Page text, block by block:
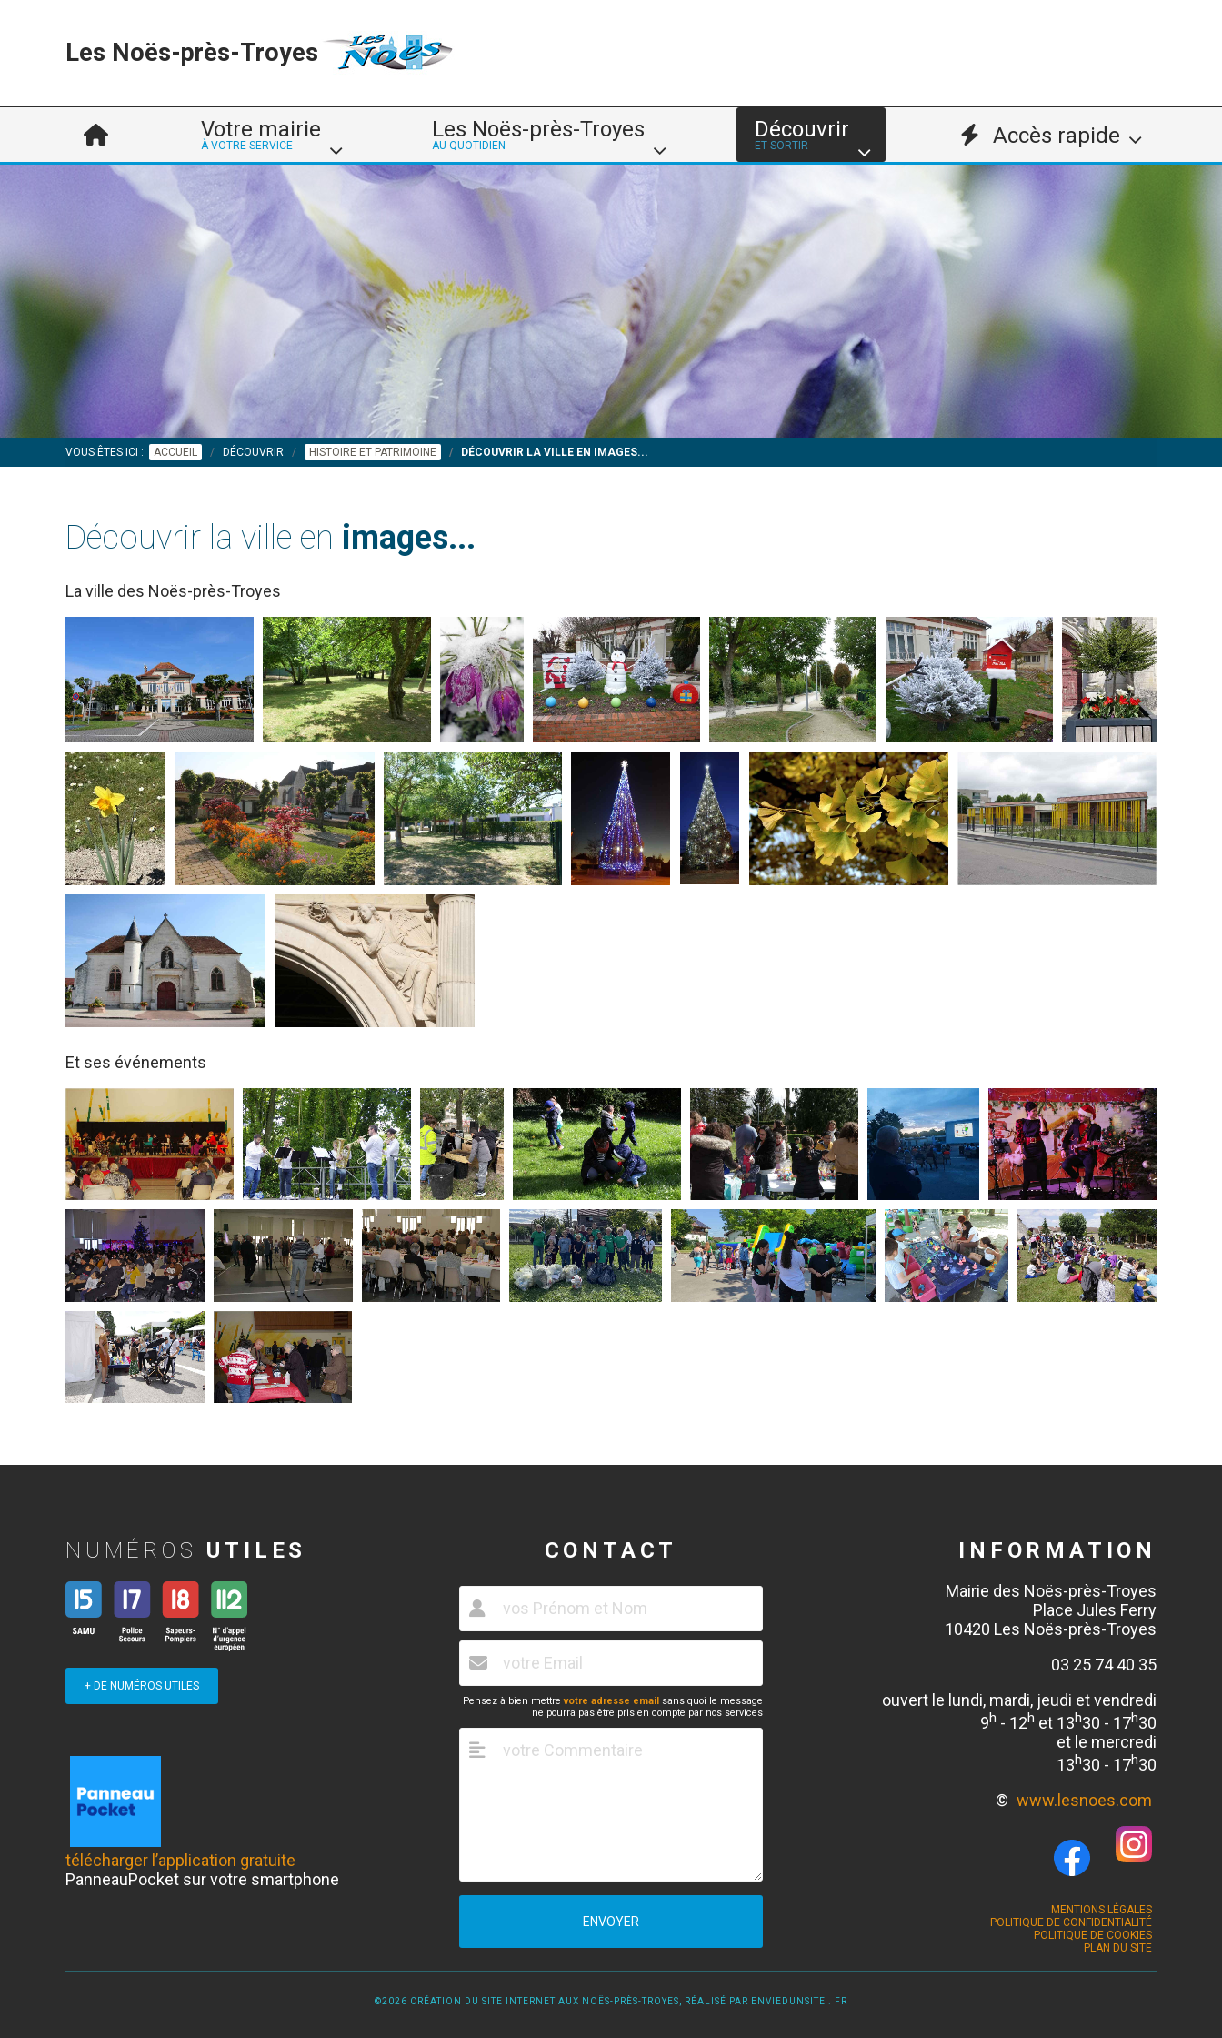
Les Noës-près-Troyes
Votre mairie
À VOTRE SERVICE
Les Noës-près-Troyes
AU QUOTIDIEN
Découvrir
ET SORTIR Accès rapide
VOUS ÊTES ICI : ACCUEIL DÉCOUVRIR HISTOIRE ET PATRIMOINE DÉCOUVRIR LA VILLE EN IMAGES...
Découvrir la ville en images...
La ville des Noës-près-Troyes
Et ses événements
NUMÉROS UTILES
+ DE NUMÉROS UTILES
télécharger l’application gratuite
PanneauPocket sur votre smartphone
CONTACT
Pensez à bien mettrevotre adresse email sans quoi le message
ne pourra pas être pris en compte par nos services
ENVOYER
INFORMATION
Mairie des Noës-près-Troyes
Place Jules Ferry
10420 Les Noës-près-Troyes
03 25 74 40 35
ouvert le lundi, mardi, jeudi et vendredi
9h - 12h et 13h30 - 17h30
et le mercredi
13h30 - 17h30
© www.lesnoes.com
MENTIONS LÉGALES
POLITIQUE DE CONFIDENTIALITÉ
POLITIQUE DE COOKIES
PLAN DU SITE
©2026 CRÉATION DU SITE INTERNET AUX NOËS-PRÈS-TROYES, RÉALISÉ PAR ENVIEDUNSITE . FR